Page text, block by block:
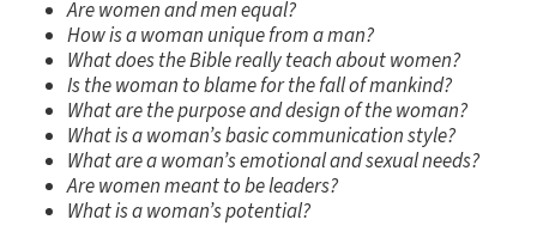
Are women and men equal?
How is a woman unique from a man?
What does the Bible really teach about women?
Is the woman to blame for the fall of mankind?
What are the purpose and design of the woman?
What is a woman’s basic communication style?
What are a woman’s emotional and sexual needs?
Are women meant to be leaders?
What is a woman’s potential?